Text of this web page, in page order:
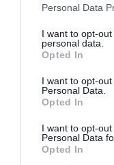
Personal Data
I want to opt-
personal data.
Opted In
I want to opt-
Personal Data.
Opted In
I want to opt-
Personal Data
Opted In